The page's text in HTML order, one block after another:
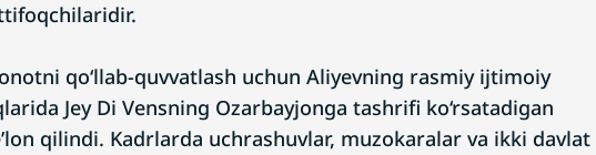
qo‘llab-quvvatlash uchun Aliyevning rasmiy ijtimoiy
Jey Di Vensning Ozarbayjonga tashrifi ko‘rsatadigan
qilindi. Kadrlarda uchrashuvlar, muzokaralar va ikki davlat